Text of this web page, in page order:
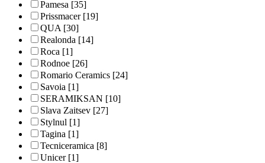
Pamesa [35]
Prissmacer[19]
QUA[30]
Realonda [14]
Roca [1]
Rodnoe [26]
Romario Ceramics [24]
Savoia [1]
SERAMIKSAN [10]
Slava Zaitsev [27]
Stylnul [1]
Tagina [1]
Tecniceramica [8]
Unicer[1]